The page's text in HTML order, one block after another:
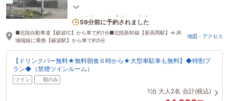
観光にもおすすめです！！ご利用お待ちしておりま
1名がこの宿を見ています
59分前に予約されました
■北陸自動車道【砺波IC】から車で約1分■北陸新幹線【新高岡駅】⇒JR
城端線に乗換【砺波駅】から車で約5分
地図・アクセス
【ドリンクバー無料★無料朝食６時から★大型車駐車も無料】◆特割プ
ラン◆（禁煙ツインルーム）
ツイン 朝のみ
1泊 大人2名 合計(税込)